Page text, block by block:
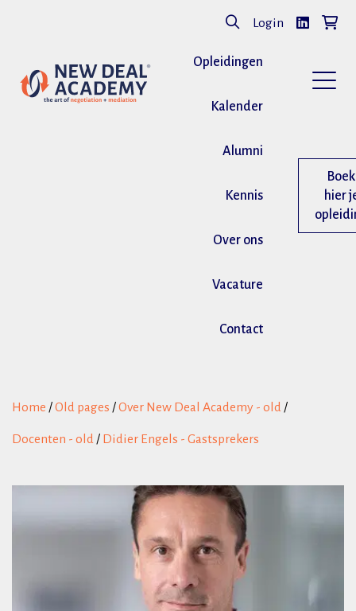
Login
Opleidingen
Kalender
Alumni
Kennis
Over ons
Vacature
Contact
Boek
hier
Home /Old pages /Over New Deal Academy - old/
Docenten - old/ Didier Engels - Gastsprekers